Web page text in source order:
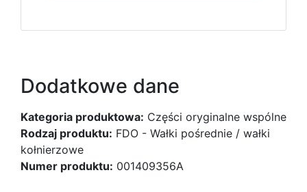
Dodatkowe dane
Kategoria produktowa: Części oryginalne wspólne
Rodzaj produktu: FDO - Wałki pośrednie / wałki
kołnierzowe
Numer produktu: 001409356A